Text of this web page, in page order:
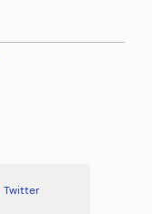
Twitter